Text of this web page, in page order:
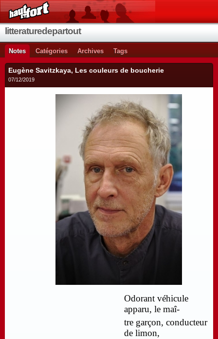
litteraturedepartout
Notes Catégories Archives Tags
Eugène Savitzkaya, Les couleurs de boucherie
07/12/2019
Odorant véhicule
apparu, le maî-
tre garçon, conducteur
de limon,